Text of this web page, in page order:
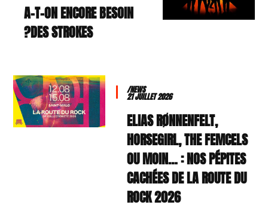
A-T-ON ENCORE BESOIN
DES STROKES?
/NEWS
21 JUILLET 2026
ELIAS RØNNENFELT,
HORSEGIRL, THE FEMCELS
OU MOIN… : NOS PÉPITES
CACHÉES DE LA ROUTE DU
ROCK 2026